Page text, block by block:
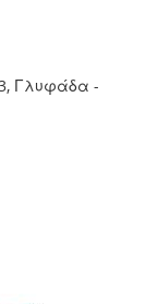
Γλυφάδα -